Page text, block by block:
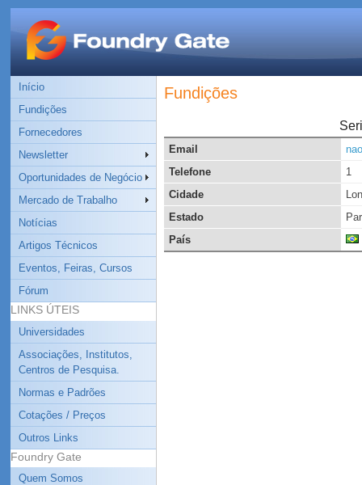
Início
Fundições
Fornecedores
Newsletter
Oportunidades de Negócio
Mercado de Trabalho
Notícias
Artigos Técnicos
Eventos, Feiras, Cursos
Fórum
LINKS ÚTEIS
Universidades
Associações, Institutos,
Centros de Pesquisa.
Normas e Padrões
Cotações / Preços
Outros Links
Foundry Gate
Quem Somos
Fundições
Email
Telefone
1
Cidade
Estado
País